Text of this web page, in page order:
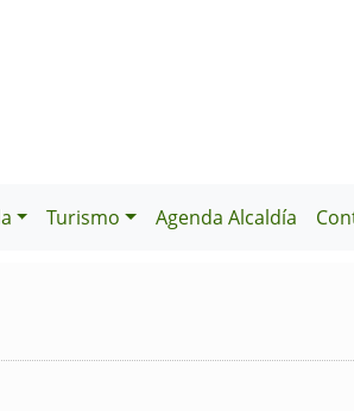
Turismo Agenda Alcaldía